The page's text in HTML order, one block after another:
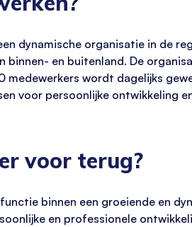
dynamische organisatie in de
binnen- en buitenland. De
medewerkers wordt dagelijks
voor persoonlijke ontwikkeling
voor terug?
binnen een groeiende en
en professionele